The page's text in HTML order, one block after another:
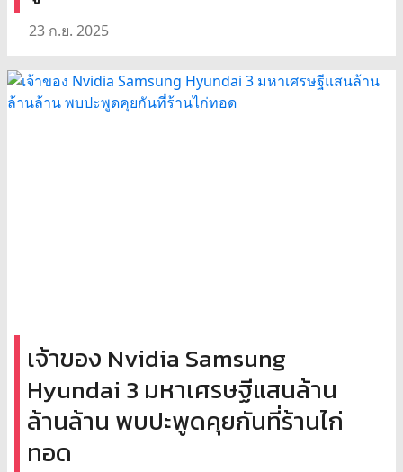
23 ก.ย. 2025
เจ้าของ Nvidia Samsung
Hyundai 3 มหาเศรษฐีแสนล้าน
ล้านล้าน พบปะพูดคุยกันที่ร้านไก่
ทอด